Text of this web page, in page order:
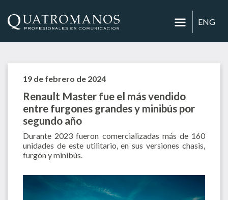
ENG
19 de febrero de 2024
Renault Master fue el más vendido
entre furgones grandes y minibús por
segundo año
Durante 2023 fueron comercializadas más de 160
unidades de este utilitario, en sus versiones chasis,
furgón y minibús.